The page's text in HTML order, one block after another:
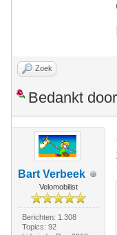
Zoek
Bedankt
Bart Verbeek
Velomobilist
Berichten: 1.308
Topics: 92